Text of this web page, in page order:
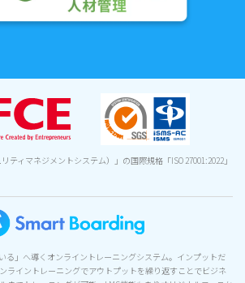
ティマネジメントシステム）」の国際規格「ISO 27001:2022」
る」へ導くオンライントレーニングシステム。インプットだ
ライントレーニングでアウトプットを繰り返すことでビジネ